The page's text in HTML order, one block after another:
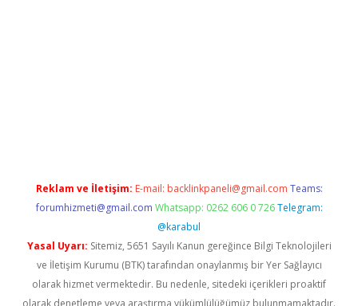
Reklam ve İletişim: E-mail: backlinkpaneli@gmail.com Teams:
forumhizmeti@gmail.com Whatsapp: 0262 606 0 726 Telegram:
@karabul
Yasal Uyarı: Sitemiz, 5651 Sayılı Kanun gereğince Bilgi Teknolojileri
ve İletişim Kurumu (BTK) tarafından onaylanmış bir Yer Sağlayıcı
olarak hizmet vermektedir. Bu nedenle, sitedeki içerikleri proaktif
olarak denetleme veya araştırma yükümlülüğümüz bulunmamaktadır.